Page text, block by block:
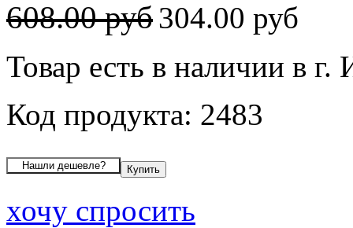
608.00 руб304.00 руб
Товар есть в наличии в г.
Код продукта: 2483
хочу спросить